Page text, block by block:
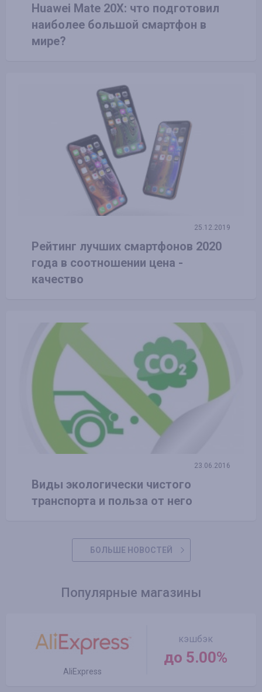
Huawei Mate 20X: что подготовил
наиболее большой смартфон в
мире?
25.12.2019
Рейтинг лучших смартфонов 2020
года в соотношении цена -
качество
23.06.2016
Виды экологически чистого
транспорта и польза от него
БОЛЬШЕ НОВОСТЕЙ
Популярные магазины
AliExpress
кэшбэк
до 5.00%